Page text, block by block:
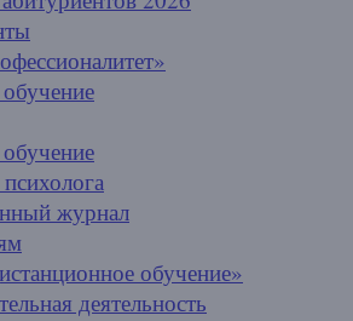
журнал
обучение»
деятельность